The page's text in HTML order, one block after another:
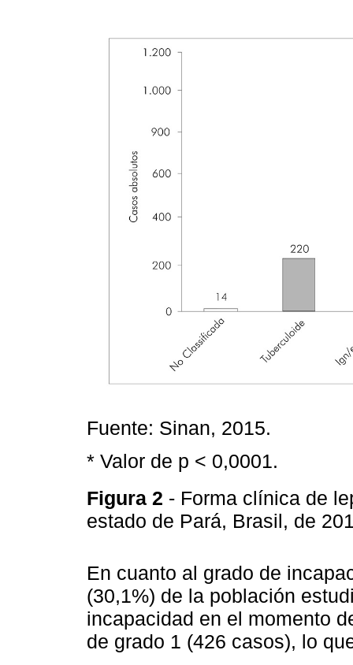
Fuente: Sinan, 2015.
* Valor de p < 0,0001.
Figura 2 - Forma clínica de
estado de Pará, Brasil, de
En cuanto al grado de
(30,1%) de la población
incapacidad en el momento
de grado 1 (426 casos), lo